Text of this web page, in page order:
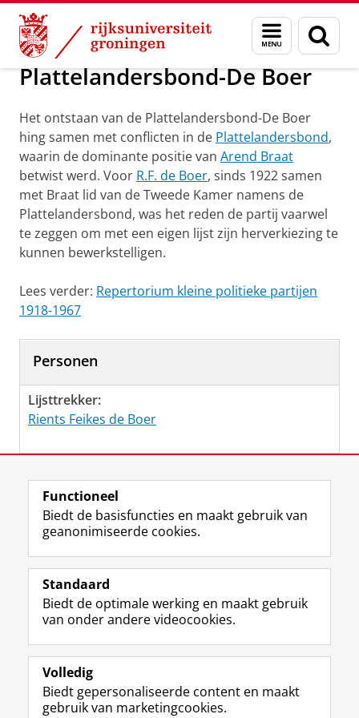
Skip
Content
Skip
Navigation
Menu
en
zoeken
Onderzoek Plattelandersbond-De Boer
Plattelandersbond-De Boer
Het ontstaan van de Plattelandersbond-De Boer
hing samen met conflicten in de Plattelandersbond,
waarin de dominante positie van Arend Braat
betwist werd. Voor R.F. de Boer, sinds 1922 samen
met Braat lid van de Tweede Kamer namens de
Plattelandersbond, was het reden de partij vaarwel
te zeggen om met een eigen lijst zijn herverkiezing te
kunnen bewerkstelligen.
Lees verder: Repertorium kleine politieke partijen
1918-1967
Personen
Lijsttrekker:
Rients Feikes de Boer
Laatst gewijzigd: 20 februari 2023 15:34
Volg de RUG
F
a
e
b
o
p
a
L
i
k
e
I
-
p
R
S
-
f
e
R
I
n
t
r
m
Y
o
T
e
k
Studiekiezers
Alumni
Over ons
Functioneel
Biedt de basisfuncties en maakt gebruik van
geanonimiseerde cookies.
Standaard
Biedt de optimale werking en maakt gebruik
van onder andere videocookies.
Volledig
Biedt gepersonaliseerde content en maakt
gebruik van marketingcookies.